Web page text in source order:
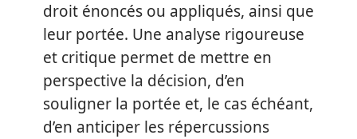
droit énoncés ou appliqués, ainsi que
leur portée. Une analyse rigoureuse
et critique permet de mettre en
perspective la décision, d’en
souligner la portée et, le cas échéant,
d’en anticiper les répercussions